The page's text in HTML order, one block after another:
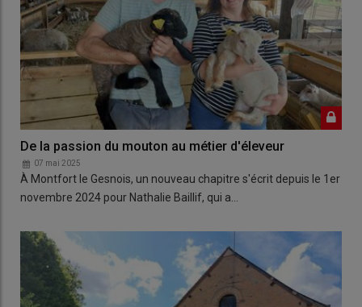
De la passion du mouton au métier d'éleveur
07 mai 2025
À Montfort le Gesnois, un nouveau chapitre s'écrit depuis le 1er
novembre 2024 pour Nathalie Baillif, qui a…